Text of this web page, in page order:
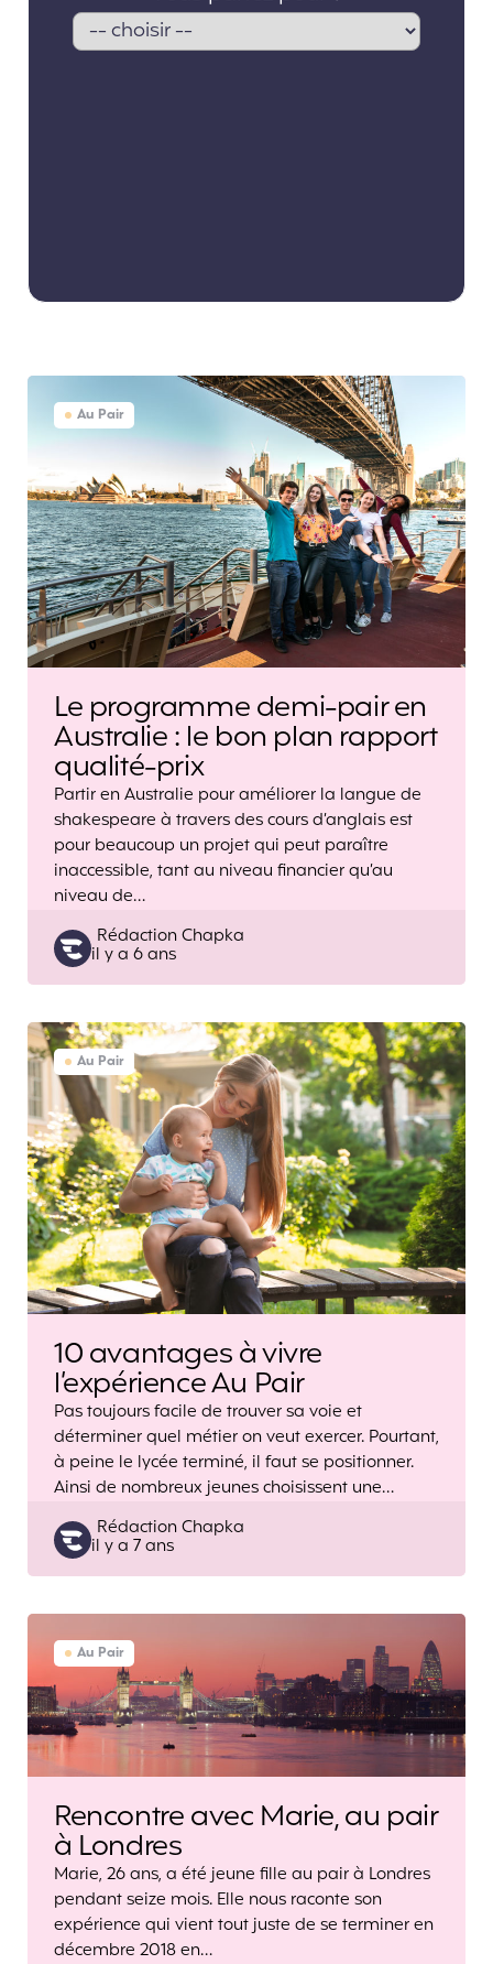
Au Pair
Le programme demi-pair en
Australie : le bon plan rapport
qualité-prix
Partir en Australie pour améliorer la langue de
shakespeare à travers des cours d’anglais est
pour beaucoup un projet qui peut paraître
inaccessible, tant au niveau financier qu’au
niveau de…
Posted
by
Rédaction Chapka
il y a 6 ans
Au Pair
10 avantages à vivre
l’expérience Au Pair
Pas toujours facile de trouver sa voie et
déterminer quel métier on veut exercer. Pourtant,
à peine le lycée terminé, il faut se positionner.
Ainsi de nombreux jeunes choisissent une…
Posted
by
Rédaction Chapka
il y a 7 ans
Au Pair
Rencontre avec Marie, au pair
à Londres
Marie, 26 ans, a été jeune fille au pair à Londres
pendant seize mois. Elle nous raconte son
expérience qui vient tout juste de se terminer en
décembre 2018 en…